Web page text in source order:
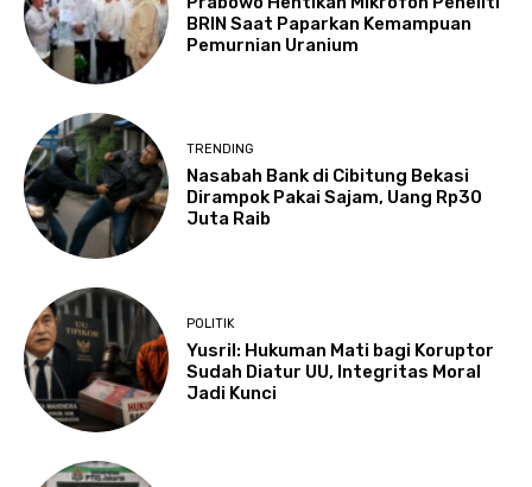
BRIN Saat Paparkan Kemampuan
Pemurnian Uranium
TRENDING
Nasabah Bank di Cibitung Bekasi
Dirampok Pakai Sajam, Uang Rp30
Juta Raib
POLITIK
Yusril: Hukuman Mati bagi Koruptor
Sudah Diatur UU, Integritas Moral
Jadi Kunci